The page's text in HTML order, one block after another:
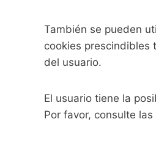
También se pueden
cookies prescindibles
del usuario.
El usuario tiene la
Por favor, consulte